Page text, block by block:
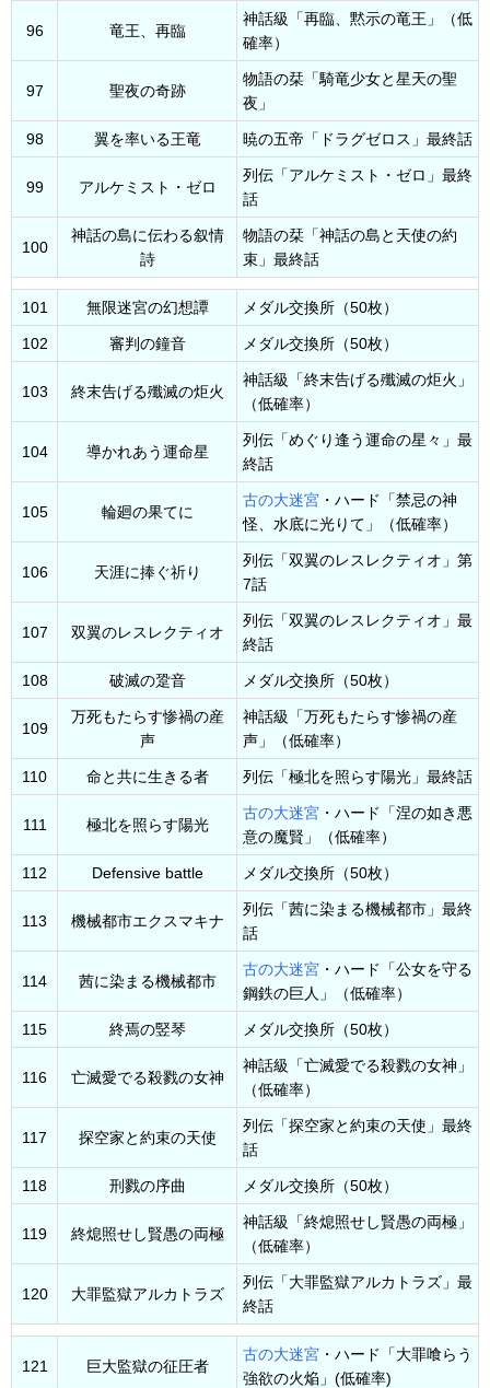
96 竜王、再臨
神話級「再臨、黙示の竜王」（低
確率）
97 聖夜の奇跡
物語の栞「騎竜少女と星天の聖
夜」
98 翼を率いる王竜 暁の五帝「ドラグゼロス」最終話
99 アルケミスト・ゼロ
列伝「アルケミスト・ゼロ」最終
話
100
神話の島に伝わる叙情
詩
物語の栞「神話の島と天使の約
束」最終話
101 無限迷宮の幻想譚 メダル交換所（50枚）
102 審判の鐘音 メダル交換所（50枚）
103 終末告げる殲滅の炬火
神話級「終末告げる殲滅の炬火」
（低確率）
104 導かれあう運命星
列伝「めぐり逢う運命の星々」最
終話
105 輪廻の果てに
古の大迷宮 ・ハード「禁忌の神
怪、水底に光りて」（低確率）
106 天涯に捧ぐ祈り
列伝「双翼のレスレクティオ」第
7話
107 双翼のレスレクティオ
列伝「双翼のレスレクティオ」最
終話
108 破滅の跫音 メダル交換所（50枚）
109
万死もたらす惨禍の産
声
神話級「万死もたらす惨禍の産
声」（低確率）
110 命と共に生きる者 列伝「極北を照らす陽光」最終話
111 極北を照らす陽光
古の大迷宮 ・ハード「涅の如き悪
意の魔賢」（低確率）
112 Defensive battle メダル交換所（50枚）
113 機械都市エクスマキナ
列伝「茜に染まる機械都市」最終
話
114 茜に染まる機械都市
古の大迷宮 ・ハード「公女を守る
鋼鉄の巨人」（低確率）
115 終焉の竪琴 メダル交換所（50枚）
116 亡滅愛でる殺戮の女神
神話級「亡滅愛でる殺戮の女神」
（低確率）
117 探空家と約束の天使
列伝「探空家と約束の天使」最終
話
118 刑戮の序曲 メダル交換所（50枚）
119 終熄照せし賢愚の両極
神話級「終熄照せし賢愚の両極」
（低確率）
120 大罪監獄アルカトラズ
列伝「大罪監獄アルカトラズ」最
終話
121 巨大監獄の征圧者
古の大迷宮 ・ハード「大罪喰らう
強欲の火焔」(低確率)